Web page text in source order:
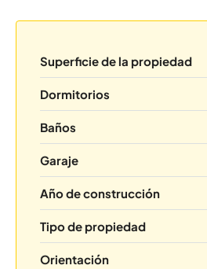
Superficie de la propiedad
Dormitorios
Baños
Garaje
Año de construcción
Tipo de propiedad
Orientación